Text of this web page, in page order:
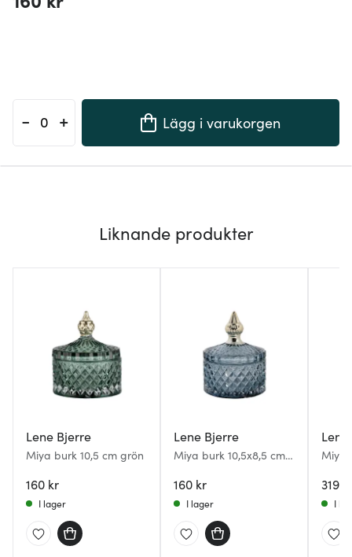
- + Lägg i varukorgen
Liknande produkter
Lene Bjerre
Miya burk 10,5 cm grön
160 kr
I lager
Lene Bjerre
Miya burk 10,5x8,5 cm
160 kr
I lager
Miya
319
I